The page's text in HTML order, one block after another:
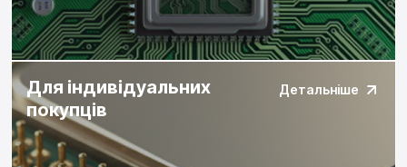
Для індивідуальних
покупців
Детальніше